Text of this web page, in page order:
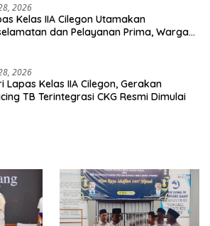
2026
Kelas IIA Cilegon Utamakan
dan Pelayanan Prima, Warga
2026
Lapas Kelas IIA Cilegon, Gerakan
TB Terintegrasi CKG Resmi Dimulai